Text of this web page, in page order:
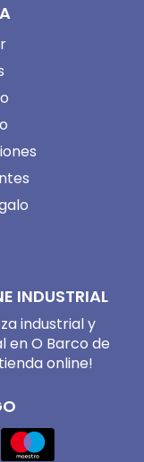
INDUSTRIAL
industrial y
en O Barco de
online!